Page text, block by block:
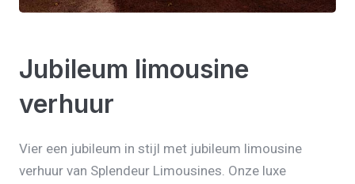
Jubileum limousine
verhuur
Vier een jubileum in stijl met jubileum limousine
verhuur van Splendeur Limousines. Onze luxe